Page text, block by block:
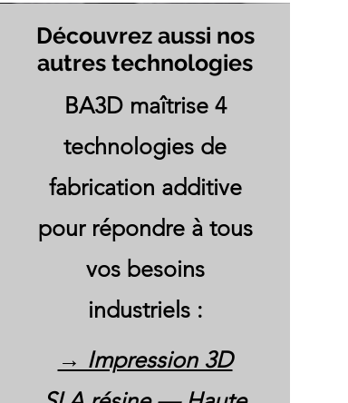
Découvrez aussi nos
autres technologies
BA3D maîtrise 4
technologies de
fabrication additive
pour répondre à tous
vos besoins
industriels :
→ Impression 3D